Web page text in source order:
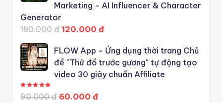
Marketing - AI Influencer & Character
Generator
180.000 đ 120.000 đ
FLOW App - Ứng dụng thời trang Chủ
đề "Thử đồ trước gương" tự động tạo
video 30 giây chuẩn Affiliate
90.000 đ 60.000 đ